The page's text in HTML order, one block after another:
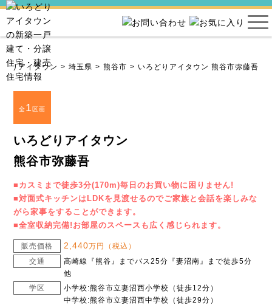
りアイタウン 埼玉県 熊谷市 いろどりアイタウン 熊谷市弥藤吾
全1区画
いろどりアイタウン
熊谷市弥藤吾
■カスミまで徒歩3分(170m)毎日のお買い物に困りません!
■対面式キッチンはLDKを見渡せるのでご家族と会話を楽しみな
がら家事をすることができます。
■全室収納完備!お部屋のスペースも広く感じられます。
販売価格 2,440万円（税込）
交通
高崎線『熊谷』までバス25分『妻沼南』まで徒歩5分
他
学区
小学校:熊谷市立妻沼西小学校（徒歩12分）
中学校:熊谷市立妻沼西中学校（徒歩29分）